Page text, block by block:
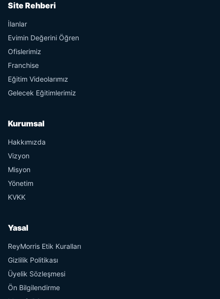
Site Rehberi
İlanlar
Evimin Değerini Öğren
Ofislerimiz
Franchise
Eğitim Videolarımız
Gelecek Eğitimlerimiz
Kurumsal
Hakkımızda
Vizyon
Misyon
Yönetim
KVKK
Yasal
ReyMorris Etik Kuralları
Gizlilik Politikası
Üyelik Sözleşmesi
Ön Bilgilendirme